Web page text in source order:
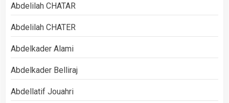
Abdelilah CHATAR
Abdelilah CHATER
Abdelkader Alami
Abdelkader Belliraj
Abdellatif Jouahri